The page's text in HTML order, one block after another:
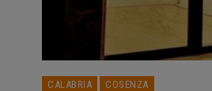
CALABRIA COSENZA